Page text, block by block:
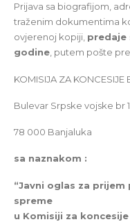
Prijava sa biografijom,
traženim dokumentima
ovjerenoj kopiji, predaje
godine, putem pošte
KOMISIJA ZA KONCESIJE
Bulevar Srpske vojske br
78 000 Banjaluka
sa naznakom :
“Javni oglas za
spreme
u Komisiji za koncesije